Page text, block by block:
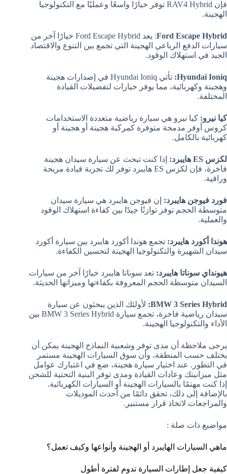
فإن RAV4 Hybrid توفر خيارًا واسعًا وعمليًا مع التكنولوجيا
الهجينة.
Ford Escape Hybrid
: يعد Ford Escape Hybrid خيارًا آخر من
سيارات الدفع الرباعي الهجينة التي تجمع بين التنوع والاقتصاد
الجيد في استهلاك الوقود.
Hyundai Ioniq:
تأتي Hyundai Ioniq في إصدارات هجينة
وهجينة وكهربائية، مما يوفر خيارات لتفضيلات القيادة
المختلفة.
كيا نيرو: كيا نيرو هي سيارة رياضية متعددة الاستخدامات
كروس أوفر مدمجة متوفرة كمركبة هجينة أو هجينة أو
كهربائية بالكامل.
لكزس ES هايبرد:
إذا كنت تبحث عن سيارة سيدان هجينة
فاخرة، فإن لكزس ES هايبرد توفر لك تجربة قيادة مريحة
وراقية.
فورد فيوجن هايبرد: إن فيوجن هايبرد هي سيارة سيدان
متوسطة الحجم توفر توازنًا جيدًا بين كفاءة استهلاك الوقود
والعملية.
هوندا أكورد هايبرد: تجمع هوندا أكورد هايبرد بين سيارة أكورد
سيدان الشهيرة والتكنولوجيا الهجينة لتحسين الكفاءة.
هيونداي سوناتا هايبرد: تعد سوناتا هايبرد خيارًا آخر من سيارات
السيدان متوسطة الحجم المعروفة بكفاءتها وميزاتها الحديثة.
BMW 3 Series Hybrid: لأولئك الذين يبحثون عن سيارة
سيدان رياضية فاخرة، تجمع سيارة BMW 3 Series Hybrid بين
الأداء والتكنولوجيا الهجينة.
يرجى ملاحظة أن مدى توفر وشعبية النماذج الهجينة يمكن أن
يختلف حسب المنطقة، وأن سوق السيارات الهجينة مستمر
في التطور. عند اختيار سيارة هجينة، ضع في اعتبارك عوامل
مثل ميزانيتك وعادات القيادة ومدى توفر البنية التحتية للشحن
إذا كنت مهتمًا بالسيارات الهجينة أو السيارات الكهربائية.
بالإضافة إلى ذلك، تحقق دائمًا من أحدث الموديلات
والمراجعات لاتخاذ قرار مستنير.
مواضيع ذات صلة :
ماهي السيارات الهايبرد أو الهجينة وأنواعها وكيف تعمل؟
كيفية جعل إطارات السيارة تدوم لفترة أطول